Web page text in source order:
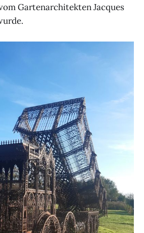
Gartenarchitekten Jacques